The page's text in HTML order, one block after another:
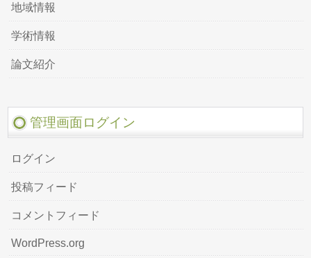
地域情報
学術情報
論文紹介
管理画面ログイン
ログイン
投稿フィード
コメントフィード
WordPress.org